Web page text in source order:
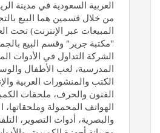
العربية السعودية في مدينة
من خلال قسمين هما البيع
المبيعات عبر الإنترنت) تحت
"مكتبة جرير" وقسم البيع
الشركة التداول في الأدوات
المدرسية، لعب الأطفال
الكتب والمنشورات العربية
الفنون والحرف، ملحقات
الهواتف المحمولة وملحقاتها،
والبصرية، أدوات التصوير،